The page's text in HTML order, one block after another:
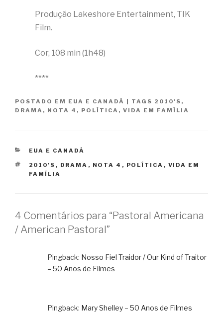
Produção Lakeshore Entertainment, TIK
Film.
Cor, 108 min (1h48)
****
POSTADO EM EUA E CANADÁ | TAGS 2010'S ,
DRAMA , NOTA 4 , POLÍTICA , VIDA EM FAMÍLIA
CATEGORIAS
EUA E CANADÁ
TAGS
2010'S , DRAMA , NOTA 4 , POLÍTICA , VIDA EM
FAMÍLIA
4 Comentários para “Pastoral Americana
/ American Pastoral”
Pingback: Nosso Fiel Traidor / Our Kind of Traitor
– 50 Anos de Filmes
Pingback: Mary Shelley – 50 Anos de Filmes